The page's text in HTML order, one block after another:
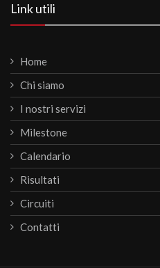
Link utili
Home
Chi siamo
I nostri servizi
Milestone
Calendario
Risultati
Circuiti
Contatti